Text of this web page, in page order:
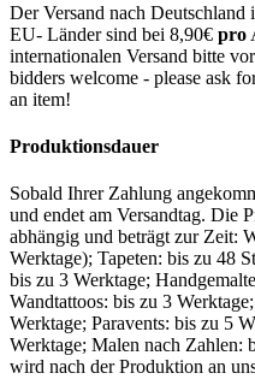
Der Versand nach Deutschland
EU- Länder sind bei 8,90€ pro
internationalen Versand bitte
bidders welcome - please ask
an item!
Produktionsdauer
Sobald Ihrer Zahlung
und endet am Versandtag. Die
abhängig und beträgt zur Zeit:
Werktage); Tapeten: bis zu 48
bis zu 3 Werktage;
Wandtattoos: bis zu 3
Werktage; Paravents: bis zu 5
Werktage; Malen nach
wird nach der Produktion an